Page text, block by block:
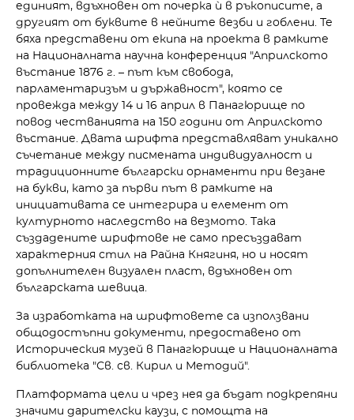
единият, вдъхновен от почерка ѝ в ръкописите, а
другият от буквите в нейните везби и гоблени. Те
бяха представени от екипа на проекта в рамките
на Националната научна конференция "Априлското
въстание 1876 г. – път към свобода,
парламентаризъм и държавност", която се
провежда между 14 и 16 април в Панагюрище по
повод честванията на 150 години от Априлското
въстание. Двата шрифта представляват уникално
съчетание между писмената индивидуалност и
традиционните български орнаменти при везане
на букви, като за първи път в рамките на
инициативата се интегрира и елемент от
културното наследство на везмото. Така
създадените шрифтове не само пресъздават
характерния стил на Райна Княгиня, но и носят
допълнителен визуален пласт, вдъхновен от
българската шевица.
За изработката на шрифтовете са използвани
общодостъпни документи, предоставено от
Историческия музей в Панагюрище и Националната
библиотека "Св. св. Кирил и Методий".
Платформата цели и чрез нея да бъдат подкрепяни
значими дарителски каузи, с помощта на